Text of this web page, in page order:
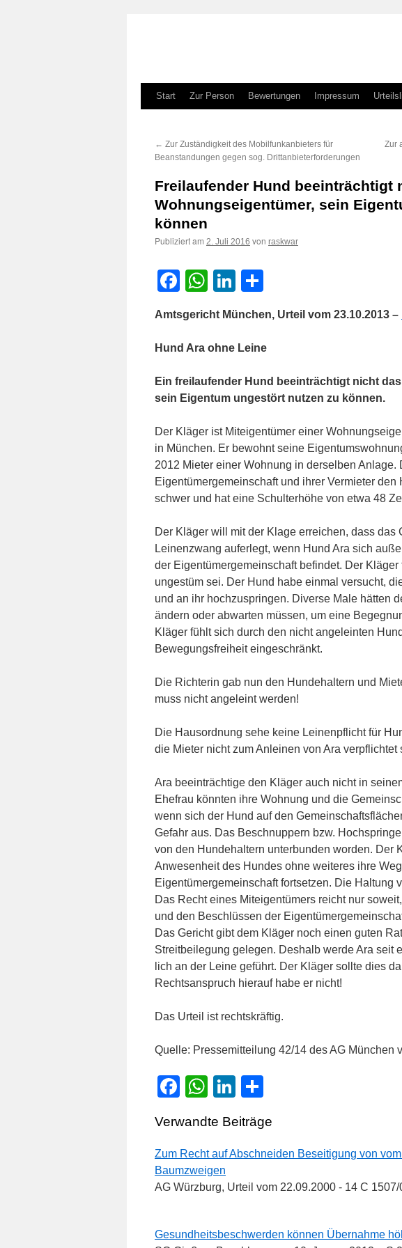
Zum
springen
Start Zur Person Bewertungen Impressum
← Zur Zuständigkeit des Mobilfunkanbieters für
Beanstandungen gegen sog. Drittanbieterforderungen
Zur
Freilaufender Hund beeinträchtigt
Wohnungseigentümer, sein
können
Publiziert am 2. Juli 2016 von raskwar
Facebook
WhatsApp
LinkedIn
Amtsgericht München, Urteil vom 23.10.2013 –
Hund Ara ohne Leine
Ein freilaufender Hund beeinträchtigt nicht
sein Eigentum ungestört nutzen zu können.
Der Kläger ist Miteigentümer einer
in München. Er bewohnt seine
2012 Mieter einer Wohnung in derselben
Eigentümergemeinschaft und ihrer Vermieter
schwer und hat eine Schulterhöhe von etwa 48
Der Kläger will mit der Klage erreichen, dass das
Leinenzwang auferlegt, wenn Hund Ara sich
der Eigentümergemeinschaft befindet. Der
ungestüm sei. Der Hund habe einmal versucht,
und an ihr hochzuspringen. Diverse Male hätten
ändern oder abwarten müssen, um eine
Kläger fühlt sich durch den nicht angeleinten
Bewegungsfreiheit eingeschränkt.
Die Richterin gab nun den Hundehaltern und
muss nicht angeleint werden!
Die Hausordnung sehe keine Leinenpflicht für
die Mieter nicht zum Anleinen von Ara verpflichtet
Ara beeinträchtige den Kläger auch nicht in
Ehefrau könnten ihre Wohnung und die
wenn sich der Hund auf den
Gefahr aus. Das Beschnuppern bzw.
von den Hundehaltern unterbunden worden. Der
Anwesenheit des Hundes ohne weiteres ihre
Eigentümergemeinschaft fortsetzen. Die Haltung
Das Recht eines Miteigentümers reicht nur
und den Beschlüssen der
Das Gericht gibt dem Kläger noch einen guten
Streitbeilegung gelegen. Deshalb werde Ara seit
lich an der Leine geführt. Der Kläger sollte dies
Rechtsanspruch hierauf habe er nicht!
Das Urteil ist rechtskräftig.
Quelle: Pressemitteilung 42/14 des AG München
Facebook
WhatsApp
LinkedIn
Verwandte Beiträge
Zum Recht auf Abschneiden Beseitigung von
Baumzweigen
AG Würzburg, Urteil vom 22.09.2000 - 14 C
Gesundheitsbeschwerden können Übernahme